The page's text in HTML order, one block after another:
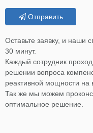
Отправить
Оставьте заявку, и наши
30 минут.
Каждый сотрудник
решении вопроса
реактивной мощности на
Так же мы можем
оптимальное решение.